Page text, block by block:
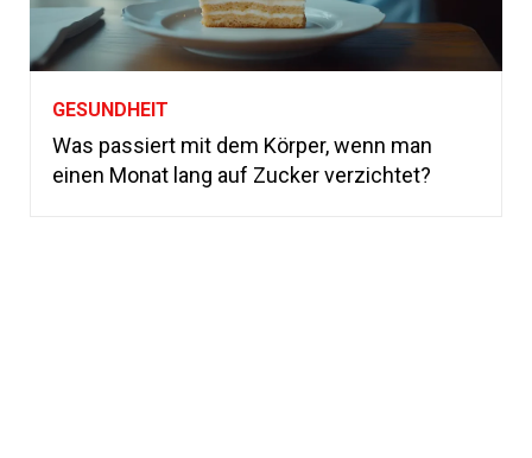
GESUNDHEIT
Was passiert mit dem Körper, wenn man
einen Monat lang auf Zucker verzichtet?